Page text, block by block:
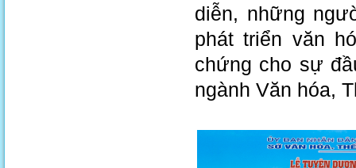
diễn, những
phát triển văn
chứng cho sự
ngành Văn hóa,